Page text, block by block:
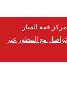
تواصل مع المطور عبر